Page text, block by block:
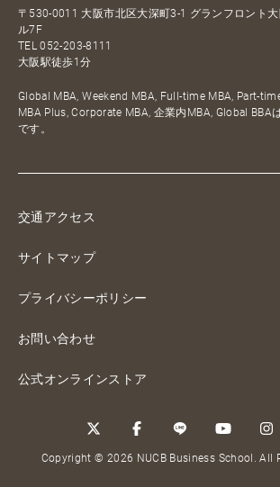
〒530-0011 大阪市北区大深町3-1 グランフロント
ル7F
TEL052-203-8111
大阪駅徒歩1分
Global MBA, Weekend MBA, Full-time MBA, Part-
MBA Plus, Corporate MBA, 企業内MBA, Global BBA
です。
交通アクセス
サイトマップ
プライバシーポリシー
お問い合わせ
公式オンラインストア
Copyright © 2026 NUCB Business School. All